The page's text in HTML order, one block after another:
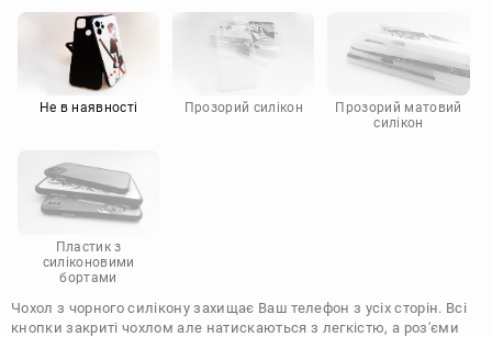
Infinix
Sony
Motorola
Не в наявності Прозорий силікон
Прозорий матовий
силікон
Пластик з
силіконовими
бортами
Чохол з чорного силікону захищає Ваш телефон з усіх сторін. Всі
кнопки закриті чохлом але натискаються з легкістю, а роз'єми